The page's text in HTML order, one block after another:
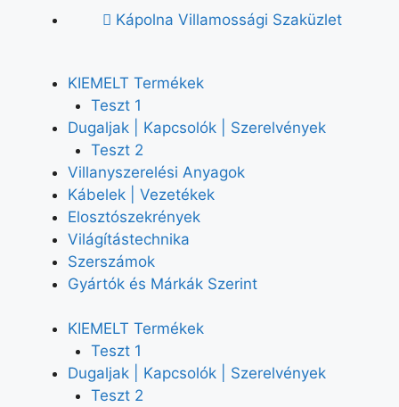
Kápolna Villamossági Szaküzlet
KIEMELT Termékek
Teszt 1
Dugaljak | Kapcsolók | Szerelvények
Teszt 2
Villanyszerelési Anyagok
Kábelek | Vezetékek
Elosztószekrények
Világítástechnika
Szerszámok
Gyártók és Márkák Szerint
KIEMELT Termékek
Teszt 1
Dugaljak | Kapcsolók | Szerelvények
Teszt 2